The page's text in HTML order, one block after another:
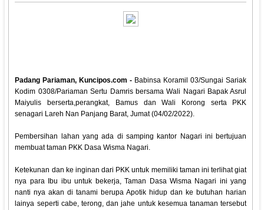
Padang Pariaman, Kuncipos.com - Babinsa Koramil 03/Sungai Sariak
Kodim 0308/Pariaman Sertu Damris bersama Wali Nagari Bapak Asrul
Maiyulis berserta,perangkat, Bamus dan Wali Korong serta PKK
senagari Lareh Nan Panjang Barat, Jumat (04/02/2022).
Pembersihan lahan yang ada di samping kantor Nagari ini bertujuan
membuat taman PKK Dasa Wisma Nagari.
Ketekunan dan ke inginan dari PKK untuk memiliki taman ini terlihat giat
nya para Ibu ibu untuk bekerja, Taman Dasa Wisma Nagari ini yang
nanti nya akan di tanami berupa Apotik hidup dan ke butuhan harian
lainya seperti cabe, terong, dan jahe untuk kesemua tanaman tersebut